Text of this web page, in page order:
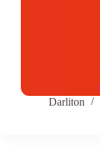
Darliton